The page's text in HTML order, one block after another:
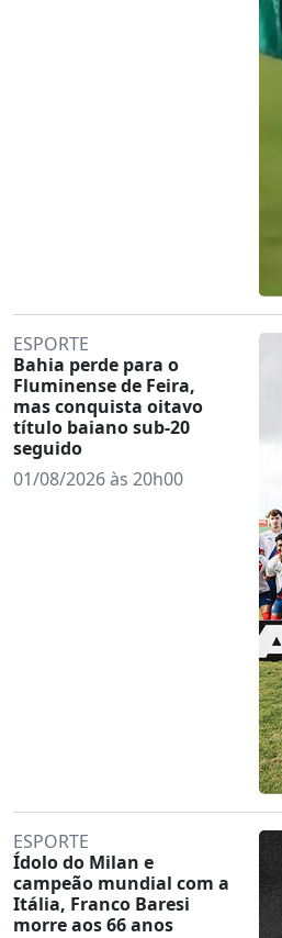
ESPORTE
Bahia perde para o
Fluminense de Feira,
mas conquista oitavo
título baiano sub-20
seguido
01/08/2026 às 20h00
ESPORTE
Ídolo do Milan e
campeão mundial com a
Itália, Franco Baresi
morre aos 66 anos